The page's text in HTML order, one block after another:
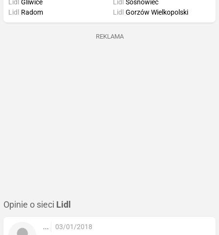
Lidl Gliwice
Lidl
Radom
Lidl Sosnowiec
Lidl Gorzów Wielkopolski
REKLAMA
Opinie o sieci Lidl
... 03/01/2018